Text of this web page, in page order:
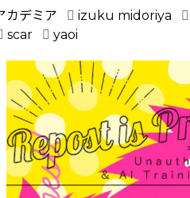
カデミア izuku midoriya
scar yaoi